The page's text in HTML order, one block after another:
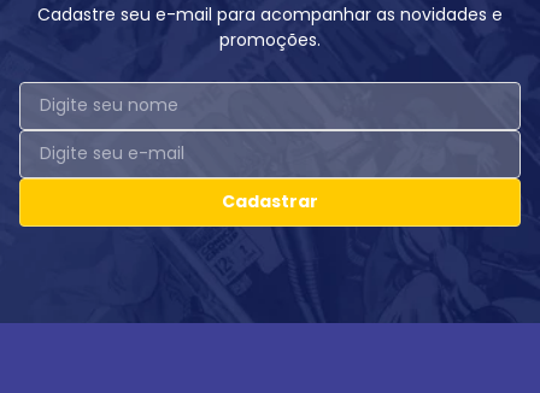
Cadastre seu e-mail para acompanhar as novidades e
promoções.
Cadastrar